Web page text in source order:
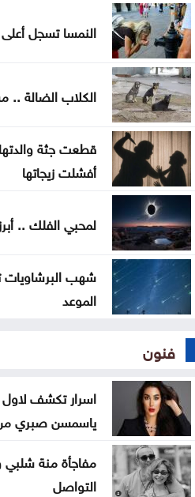
النمسا تسجل أعلى
الكلاب الضالة ..
قطعت جثة
أفشلت زيجاتها
لمحبي الفلك ..
شهب البرشاويات
الموعد
فنون
اسرار تكشف
ياسمسن صبري
مفاجأة منة شلبي
التواصل